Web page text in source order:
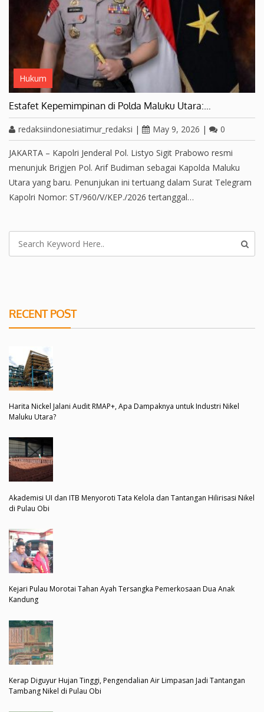
Hukum
Estafet Kepemimpinan di Polda Maluku Utara:…
redaksiindonesiatimur_redaksi | May 9, 2026 | 0
JAKARTA – Kapolri Jenderal Pol. Listyo Sigit Prabowo resmi
menunjuk Brigjen Pol. Arif Budiman sebagai Kapolda Maluku
Utara yang baru. Penunjukan ini tertuang dalam Surat Telegram
Kapolri Nomor: ST/960/V/KEP./2026 tertanggal…
RECENT POST
Harita Nickel Jalani Audit RMAP+, Apa Dampaknya untuk Industri Nikel
Maluku Utara?
Akademisi UI dan ITB Menyoroti Tata Kelola dan Tantangan Hilirisasi Nikel
di Pulau Obi
Kejari Pulau Morotai Tahan Ayah Tersangka Pemerkosaan Dua Anak
Kandung
Kerap Diguyur Hujan Tinggi, Pengendalian Air Limpasan Jadi Tantangan
Tambang Nikel di Pulau Obi